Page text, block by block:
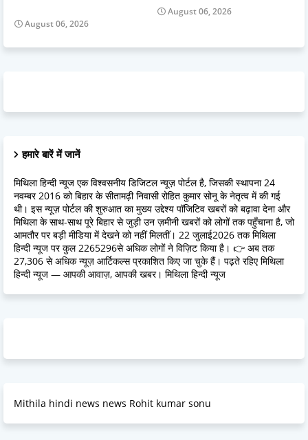
August 06, 2026
August 06, 2026
हमारे बारें में जानें
मिथिला हिन्दी न्यूज एक विश्वसनीय डिजिटल न्यूज़ पोर्टल है, जिसकी स्थापना 24
नवम्बर 2016 को बिहार के सीतामढ़ी निवासी रोहित कुमार सोनू के नेतृत्व में की गई
थी। इस न्यूज़ पोर्टल की शुरुआत का मुख्य उद्देश्य पॉजिटिव खबरों को बढ़ावा देना और
मिथिला के साथ-साथ पूरे बिहार से जुड़ी उन ज़मीनी खबरों को लोगों तक पहुँचाना है, जो
आमतौर पर बड़ी मीडिया में देखने को नहीं मिलतीं। 22 जुलाई2026 तक मिथिला
हिन्दी न्यूज पर कुल 2265296से अधिक लोगों ने विज़िट किया है। 👉 अब तक
27,306 से अधिक न्यूज़ आर्टिकल्स प्रकाशित किए जा चुके हैं। पढ़ते रहिए मिथिला
हिन्दी न्यूज — आपकी आवाज़, आपकी खबर। मिथिला हिन्दी न्यूज
Mithila hindi news news Rohit kumar sonu